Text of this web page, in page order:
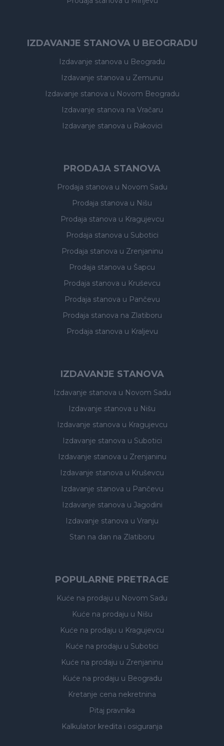
IZDAVANJE STANOVA U BEOGRADU
Izdavanje stanova u Beogradu
Izdavanje stanova u Zemunu
Izdavanje stanova u Novom Beogradu
Izdavanje stanova na Vračaru
Izdavanje stanova u Rakovici
PRODAJA STANOVA
Prodaja stanova u Novom Sadu
Prodaja stanova u Nišu
Prodaja stanova u Kragujevcu
Prodaja stanova u Subotici
Prodaja stanova u Zrenjaninu
Prodaja stanova u Šapcu
Prodaja stanova u Kruševcu
Prodaja stanova u Pančevu
Prodaja stanova na Zlatiboru
Prodaja stanova u Kraljevu
IZDAVANJE STANOVA
Izdavanje stanova u Novom Sadu
Izdavanje stanova u Nišu
Izdavanje stanova u Kragujevcu
Izdavanje stanova u Subotici
Izdavanje stanova u Zrenjaninu
Izdavanje stanova u Kruševcu
Izdavanje stanova u Pančevu
Izdavanje stanova u Jagodini
Izdavanje stanova u Vranju
Stan na dan na Zlatiboru
POPULARNE PRETRAGE
Kuće na prodaju u Novom Sadu
Kuće na prodaju u Nišu
Kuće na prodaju u Kragujevcu
Kuće na prodaju u Subotici
Kuće na prodaju u Zrenjaninu
Kuće na prodaju u Beogradu
Kretanje cena nekretnina
Pitaj pravnika
Kalkulator kredita i osiguranja